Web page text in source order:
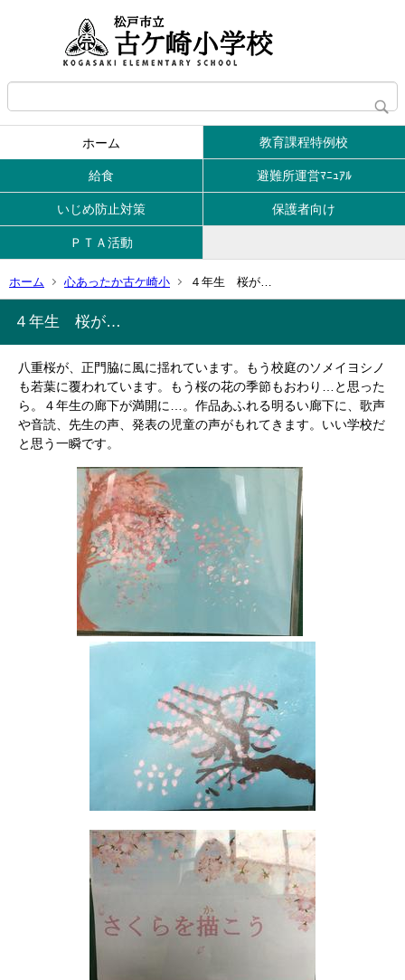
ホーム 教育課程特例校
給食 避難所運営ﾏﾆｭｱﾙ
いじめ防止対策 保護者向け
ＰＴＡ活動
ホーム 心あったか古ケ崎小 ４年生 桜が…
４年生 桜が…
八重桜が、正門脇に風に揺れています。もう校庭のソメイヨシノ
も若葉に覆われています。もう桜の花の季節もおわり…と思った
ら。４年生の廊下が満開に…。作品あふれる明るい廊下に、歌声
や音読、先生の声、発表の児童の声がもれてきます。いい学校だ
と思う一瞬です。